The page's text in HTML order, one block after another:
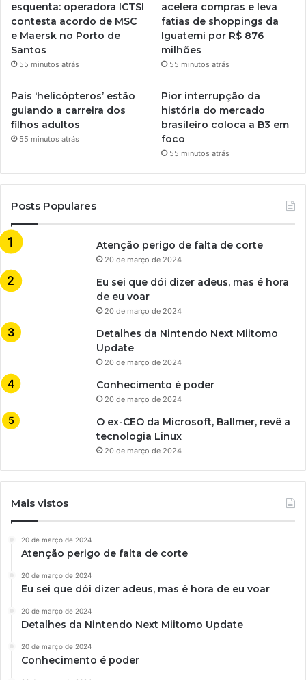
esquenta: operadora ICTSI
contesta acordo de MSC
e Maersk no Porto de
Santos
55 minutos atrás
acelera compras e leva
fatias de shoppings da
Iguatemi por R$ 876
milhões
55 minutos atrás
Pais ‘helicópteros’ estão
guiando a carreira dos
filhos adultos
55 minutos atrás
Pior interrupção da
história do mercado
brasileiro coloca a B3 em
foco
55 minutos atrás
Posts Populares
Atenção perigo de falta de corte
20 de março de 2024
Eu sei que dói dizer adeus, mas é hora
de eu voar
20 de março de 2024
Detalhes da Nintendo Next Miitomo
Update
20 de março de 2024
Conhecimento é poder
20 de março de 2024
O ex-CEO da Microsoft, Ballmer, revê a
tecnologia Linux
20 de março de 2024
Mais vistos
20 de março de 2024
Atenção perigo de falta de corte
20 de março de 2024
Eu sei que dói dizer adeus, mas é hora de eu voar
20 de março de 2024
Detalhes da Nintendo Next Miitomo Update
20 de março de 2024
Conhecimento é poder